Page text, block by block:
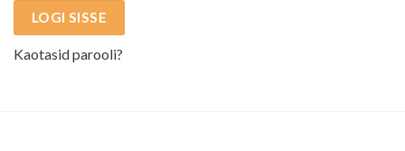
LOGI SISSE
Kaotasid parooli?